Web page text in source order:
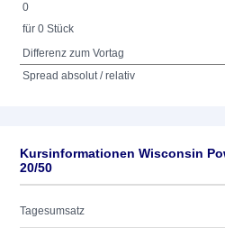
0
für 0 Stück
Differenz zum Vortag
Spread absolut / relativ
Kursinformationen Wisconsin
20/50
Tagesumsatz